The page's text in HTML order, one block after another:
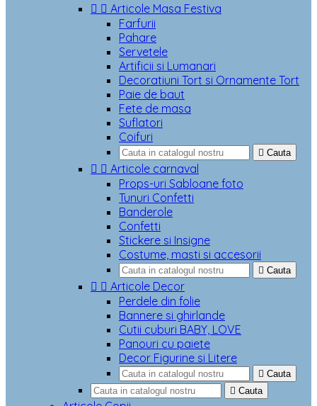
  Articole Masa Festiva
Farfurii
Pahare
Servetele
Artificii si Lumanari
Decoratiuni Tort si Ornamente Tort
Paie de baut
Fete de masa
Suflatori
Coifuri
 Cauta
  Articole carnaval
Props-uri Sabloane foto
Tunuri Confetti
Banderole
Confetti
Stickere si Insigne
Costume, masti si accesorii
 Cauta
  Articole Decor
Perdele din folie
Bannere si ghirlande
Cutii cuburi BABY, LOVE
Panouri cu paiete
Decor Figurine si Litere
 Cauta
 Cauta